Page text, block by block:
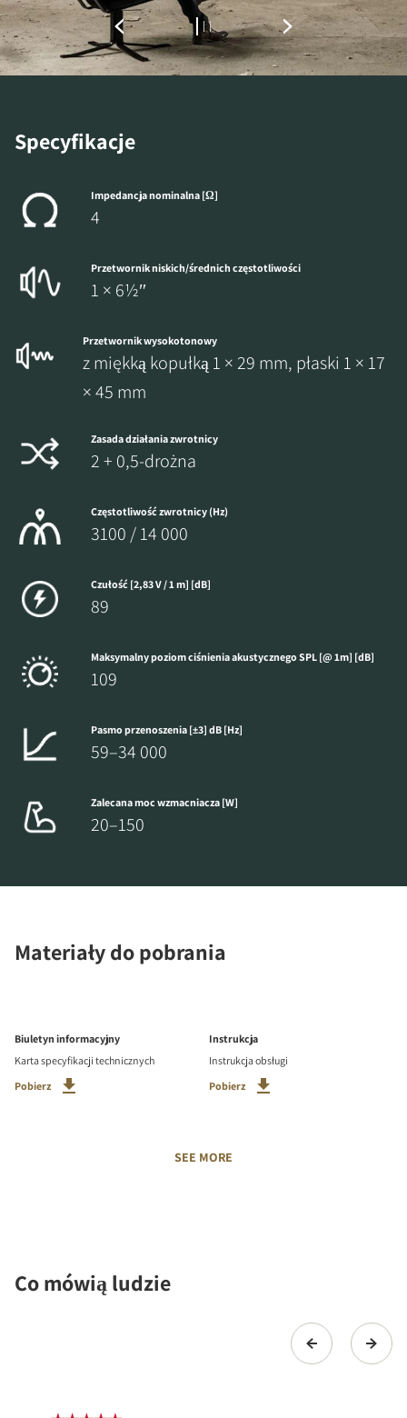
Specyfikacje
Impedancja nominalna [Ω]
4
Przetwornik niskich/średnich częstotliwości
1 × 6½″
Przetwornik wysokotonowy
z miękką kopułką 1 × 29 mm, płaski 1 × 17
× 45 mm
Zasada działania zwrotnicy
2 + 0,5-drożna
Częstotliwość zwrotnicy (Hz)
3100 / 14 000
Czułość [2,83 V / 1 m] [dB]
89
Maksymalny poziom ciśnienia akustycznego SPL [@ 1m] [dB]
109
Pasmo przenoszenia [±3] dB [Hz]
59–34 000
Zalecana moc wzmacniacza [W]
20–150
Materiały do pobrania
Biuletyn informacyjny
Karta specyfikacji technicznych
Pobierz
Instrukcja
Instrukcja obsługi
Pobierz
SEE MORE
Co mówią ludzie